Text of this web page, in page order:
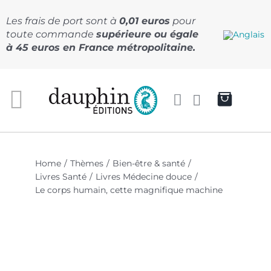
au
contenu
Les frais de port sont à 0,01 euros pour
toute commande supérieure ou égale
à 45 euros en France métropolitaine.
Home Thèmes
Bien-être & santé
Livres Santé
Livres Médecine douce
Le corps humain, cette magnifique machine